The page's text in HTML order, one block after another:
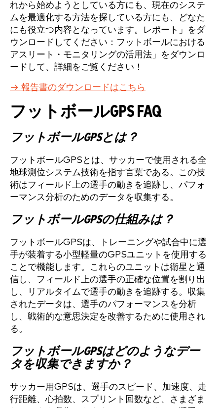
れから始めようとしている方にも、現在のシステ
ムを最適化する方法を探している方にも、どなた
にも役立つ内容となっています。レポート」をダ
ウンロードしてください：フットボールにおける
アスリート・モニタリングの活用法」をダウンロ
ードして、詳細をご覧ください！
→ 報告書のダウンロードはこちら
フットボールGPS FAQ
フットボールGPSとは？
フットボールGPSとは、サッカーで使用される全
地球測位システム技術を指す言葉である。この技
術はフィールド上の選手の動きを追跡し、パフォ
ーマンス分析のためのデータを収集する。
フットボールGPSの仕組みは？
フットボールGPSは、トレーニングや試合中に選
手が装着する小型軽量のGPSユニットを使用する
ことで機能します。これらのユニットは衛星と通
信し、フィールド上の選手の正確な位置を割り出
し、リアルタイムで選手の動きを追跡する。収集
されたデータは、選手のパフォーマンスを分析
し、戦術的な意思決定を改善するために使用され
る。
フットボールGPSはどのようなデー
タを収集できますか？
サッカー用GPSは、選手のスピード、加速度、走
行距離、心拍数、スプリント回数など、さまざま